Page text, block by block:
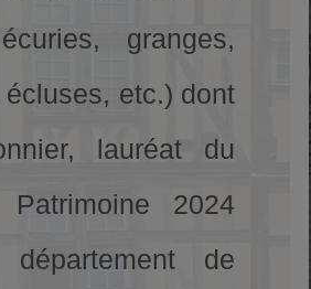
granges,
etc.) dont
lauréat du
2024
de